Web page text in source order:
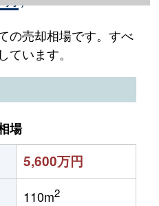
の売却相場です。すべ
います。
場
5,600万円
110m2